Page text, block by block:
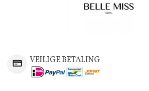
VEILIGE BETALING